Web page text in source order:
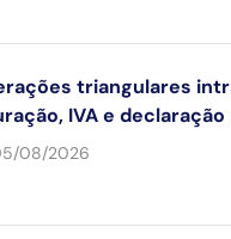
triangulares
IVA e
08/2026